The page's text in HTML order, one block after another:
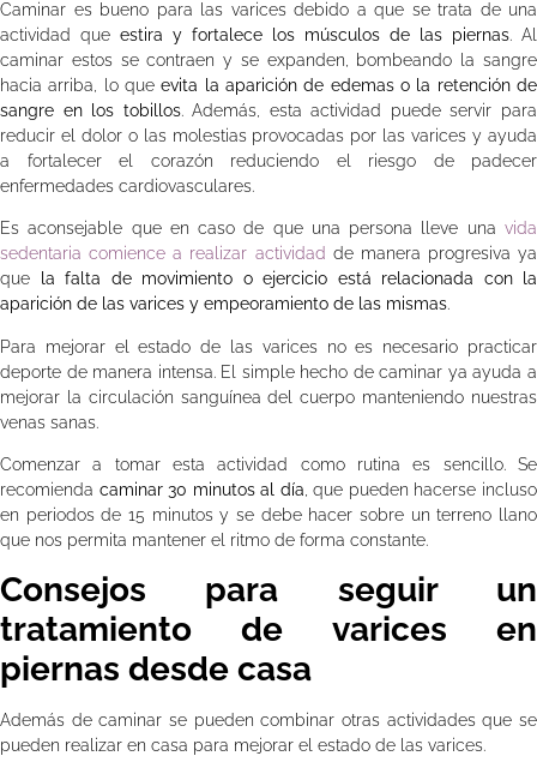
Caminar es bueno para las varices debido a que se trata de una
actividad que estira y fortalece los músculos de las piernas. Al
caminar estos se contraen y se expanden, bombeando la sangre
hacia arriba, lo queevita la aparición de edemas o la retención de
sangre en los tobillos. Además, esta actividad puede servir para
reducir el dolor o las molestias provocadas por las varices y ayuda
a fortalecer el corazón reduciendo el riesgo de padecer
enfermedades cardiovasculares.
Es aconsejable que en caso de que una persona lleve una vida
sedentaria comience a realizar actividad de manera progresiva ya
que
la falta de movimiento o ejercicio está relacionada con la
aparición de las varices y empeoramiento de las mismas.
Para mejorar el estado de las varices no es necesario practicar
deporte de manera intensa. El simple hecho de caminar ya ayuda a
mejorar la circulación sanguínea del cuerpo manteniendo nuestras
venas sanas.
Comenzar a tomar esta actividad como rutina es sencillo. Se
recomienda caminar 30 minutos al día , que pueden hacerse incluso
en periodos de 15 minutos y se debe hacer sobre un terreno llano
que nos permita mantener el ritmo de forma constante.
Consejos para seguir un
tratamiento de varices en
piernas desde casa
Además de caminar se pueden combinar otras actividades que se
pueden realizar en casa para mejorar el estado de las varices.